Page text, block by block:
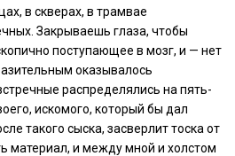
в скверах, в трамвае
Закрываешь глаза, чтобы
поступающее в мозг, и — нет
оказывалось
распределялись на пять-
искомого, который бы дал
такого сыска, засверлит тоска от
материал, и между мной и холстом